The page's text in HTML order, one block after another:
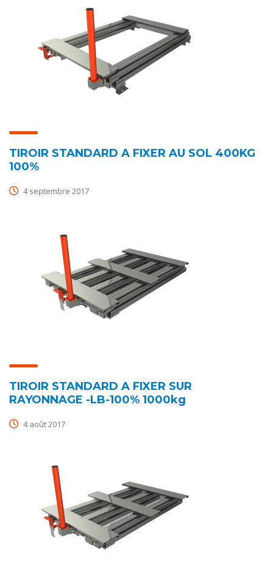
TIROIR STANDARD A FIXER AU SOL 400KG
100%
4 septembre 2017
TIROIR STANDARD A FIXER SUR
RAYONNAGE -LB-100% 1000kg
4 août 2017